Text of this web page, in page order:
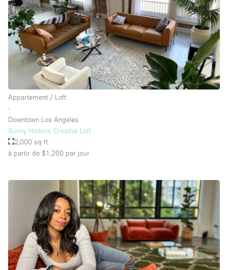
Salle de Bain
Smoking Area
Soundproof
Style Haussmannien
Style Industriel
Sur Rue
Système de sécurité
Terrace
Éclairage
Électricité
Équipement de bureau
Équipement sonore et vidéo
Appartement / Loft
∙
Downtown Los Angeles
Sunny Historic Creative Loft
2,000 sq ft
à partir de $1,200 par jour